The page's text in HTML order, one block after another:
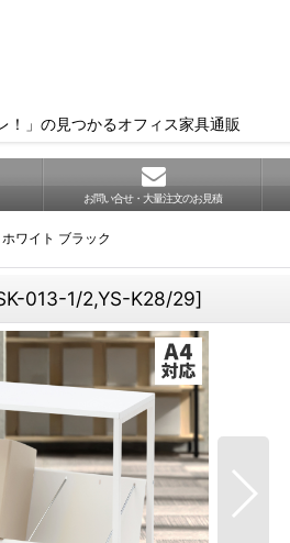
！」の見つかるオフィス家具通販
お問い合せ・大量注文のお見積
ワイト ブラック
013-1/2,YS-K28/29]